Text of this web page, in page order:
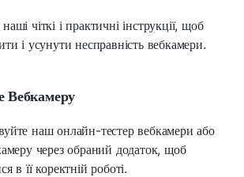
чіткі і практичні інструкції, щоб
і усунути несправність вебкамери.
Вебкамеру
наш онлайн-тестер вебкамери або
через обраний додаток, щоб
в її коректній роботі.